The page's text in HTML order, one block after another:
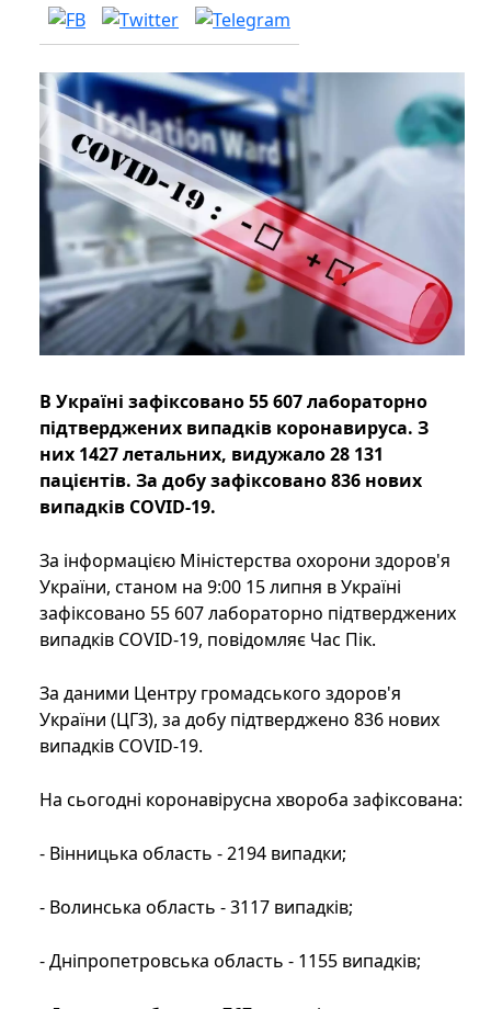
В Україні зафіксовано 55 607 лабораторно
підтверджених випадків коронавируса. З
них 1427 летальних, видужало 28 131
пацієнтів. За добу зафіксовано 836 нових
випадків COVID-19.
За інформацією Міністерства охорони здоров'я
України, станом на 9:00 15 липня в Україні
зафіксовано 55 607 лабораторно підтверджених
випадків COVID-19, повідомляє Час Пік.
За даними Центру громадського здоров'я
України (ЦГЗ), за добу підтверджено 836 нових
випадків COVID-19.
На сьогодні коронавірусна хвороба зафіксована:
- Вінницька область - 2194 випадки;
- Волинська область - 3117 випадків;
- Дніпропетровська область - 1155 випадків;